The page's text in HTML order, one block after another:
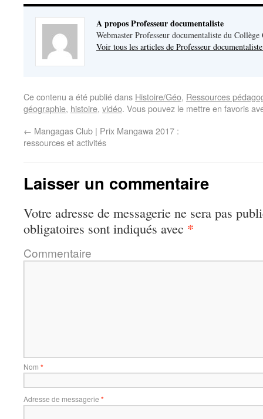
A propos Professeur documentaliste
Webmaster Professeur documentaliste du Collège
Voir tous les articles de Professeur
Ce contenu a été publié dans Histoire/Géo, Ressources
géographie, histoire, vidéo. Vous pouvez le mettre en favoris
← Mangagas Club | Prix Mangawa 2017 :
ressources et activités
Laisser un commentaire
Votre adresse de messagerie ne sera pas
obligatoires sont indiqués avec *
Commentaire
Nom *
Adresse de messagerie *